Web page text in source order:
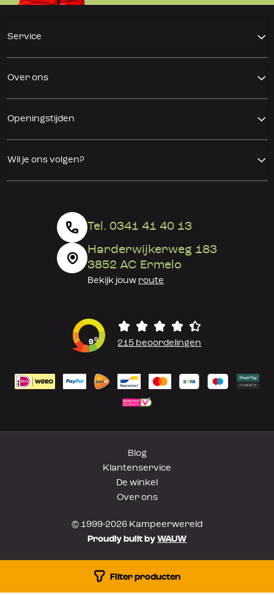
Filter producten
Service
Over ons
Openingstijden
Wil je ons volgen?
Tel. 0341 41 40 13
Harderwijkerweg 183
3852 AC Ermelo
Bekijk jouw route
90 215 beoordelingen
Blog
Klantenservice
De winkel
Over ons
© 1999-2026 Kampeerwereld
Proudly built by WAUW